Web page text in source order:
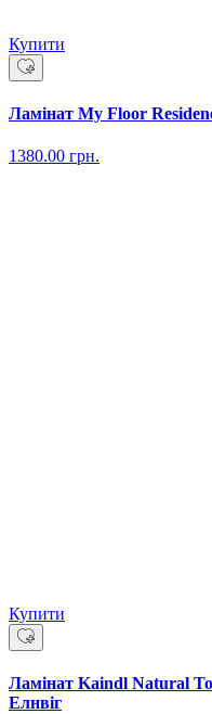
Купити
Ламінат My Floor
1380.00 грн.
Купити
Ламінат Kaindl Natural
Елнвіг